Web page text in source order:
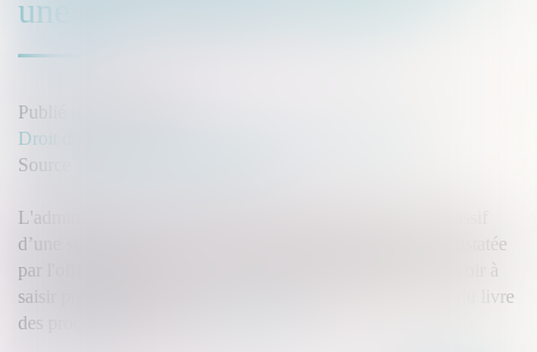
une dette déclarée au passif ?
Publié le :
Droit de la famille, des personnes et de leur patrimoine
Source :
L'administration fiscale peut écarter une dette inscrite au passif
d’une succession si celle-ci n'a pas été personnellement constatée
par l'officier public dans l'exercice de ses fonctions, sans avoir à
saisir préalablement le juge, conformément à l'article L 20 du livre
des procédures fiscales...